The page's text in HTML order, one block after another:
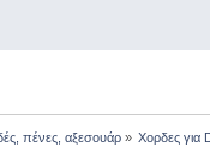
πένες, αξεσουάρ» Χορδες για